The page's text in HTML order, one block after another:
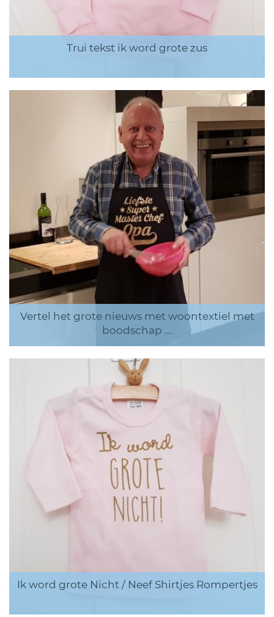
Trui tekst ik word grote zus
Vertel het grote nieuws met woontextiel met
boodschap ...
Ik word grote Nicht / Neef Shirtjes Rompertjes